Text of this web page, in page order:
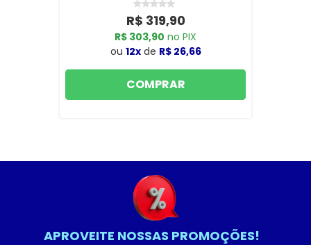
R$ 319,90
R$ 303,90 no PIX
ou 12xde R$ 26,66
COMPRAR
APROVEITE NOSSAS PROMOÇÕES!